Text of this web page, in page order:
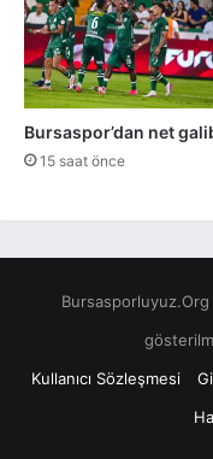
Bursaspor’dan net
15 saat önce
Bursasporluyuz.Org
Kullanıcı Sözleşmesi